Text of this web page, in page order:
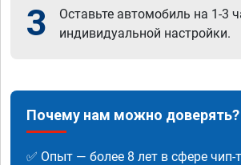
3
Оставьте автомобиль на 1-3
индивидуальной настройки.
Почему нам можно доверять?
✅ Опыт — более 8 лет в сфере чип-